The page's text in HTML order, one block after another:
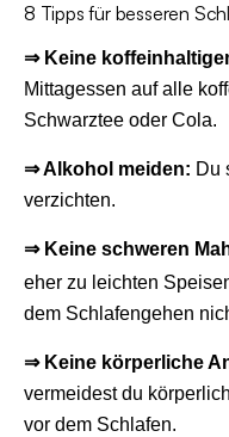
8 Tipps für besseren
⇒ Keine
Mittagessen auf alle
Schwarztee oder Cola.
⇒ Alkohol meiden: Du
verzichten.
⇒ Keine schweren
eher zu leichten
dem Schlafengehen
⇒ Keine körperliche
vermeidest du
vor dem Schlafen.